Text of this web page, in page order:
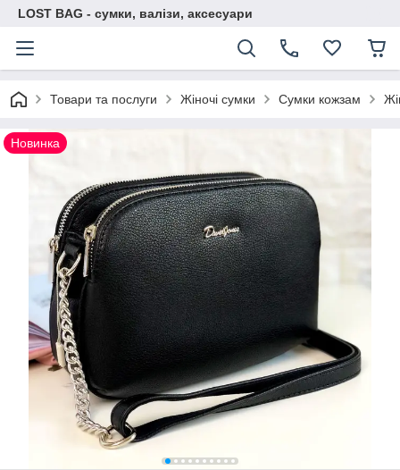
LOST BAG - сумки, валізи, аксесуари
Товари та послуги Жіночі сумки Сумки кожзам
Новинка